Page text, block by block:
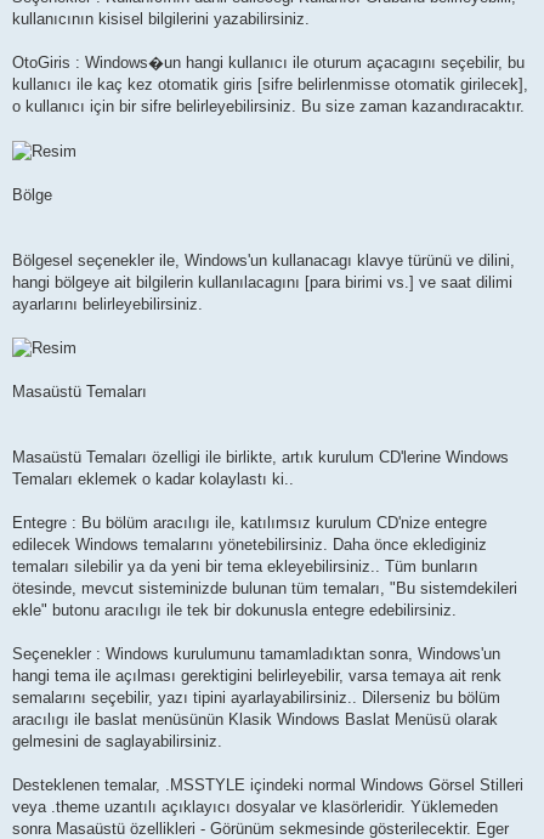
kullanıcının kisisel bilgilerini yazabilirsiniz.
OtoGiris : Windows�un hangi kullanıcı ile oturum açacagını seçebilir, bu
kullanıcı ile kaç kez otomatik giris [sifre belirlenmisse otomatik girilecek],
o kullanıcı için bir sifre belirleyebilirsiniz. Bu size zaman kazandıracaktır.
Bölge
Bölgesel seçenekler ile, Windows'un kullanacagı klavye türünü ve dilini,
hangi bölgeye ait bilgilerin kullanılacagını [para birimi vs.] ve saat dilimi
ayarlarını belirleyebilirsiniz.
Masaüstü Temaları
Masaüstü Temaları özelligi ile birlikte, artık kurulum CD'lerine Windows
Temaları eklemek o kadar kolaylastı ki..
Entegre : Bu bölüm aracılıgı ile, katılımsız kurulum CD'nize entegre
edilecek Windows temalarını yönetebilirsiniz. Daha önce eklediginiz
temaları silebilir ya da yeni bir tema ekleyebilirsiniz.. Tüm bunların
ötesinde, mevcut sisteminizde bulunan tüm temaları, "Bu sistemdekileri
ekle" butonu aracılıgı ile tek bir dokunusla entegre edebilirsiniz.
Seçenekler : Windows kurulumunu tamamladıktan sonra, Windows'un
hangi tema ile açılması gerektigini belirleyebilir, varsa temaya ait renk
semalarını seçebilir, yazı tipini ayarlayabilirsiniz.. Dilerseniz bu bölüm
aracılıgı ile baslat menüsünün Klasik Windows Baslat Menüsü olarak
gelmesini de saglayabilirsiniz.
Desteklenen temalar, .MSSTYLE içindeki normal Windows Görsel Stilleri
veya .theme uzantılı açıklayıcı dosyalar ve klasörleridir. Yüklemeden
sonra Masaüstü özellikleri - Görünüm sekmesinde gösterilecektir. Eger